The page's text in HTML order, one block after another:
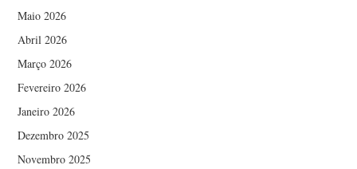
Maio 2026
Abril 2026
Março 2026
Fevereiro 2026
Janeiro 2026
Dezembro 2025
Novembro 2025